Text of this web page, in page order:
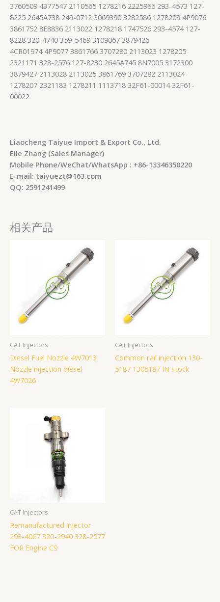
3760509 4377547 2110565 1278216 2225966 293-4573 127-
8225 2645A738 249-0712 3069390 3282586 1278209 4P9076
3861752 8E8836 2113022 1278218 1747526 293-4574 127-
8228 320-4740 359-5469 3109067 3879426
4CR01974 4P9077 3861766 3707280 2113023 1278205
2321171 328-2576 127-8230 2645A745 8N7005 3172300
3879427 2113028 2113025 3861769 3707282 2113024
1278207 2321183 1278211 1113718 32F61-00014 32F61-
00022
Liaocheng Taiyue Import & Export Co., Ltd.
Elle Zhang (Sales Manager)
Mobile Phone/WeChat/WhatsApp : +86-13346350220
E-mail: taiyuezt@163.com
QQ: 2591241499
相关产品
CAT Injectors
Diesel Fuel Nozzle 4W7013
Nozzle injection diesel
4W7026
CAT Injectors
Common rail injection 130-
5187 1305187 IN stock
CAT Injectors
Remanufactured injector
293-4067 320-2940 328-2577
FOR Engine C9